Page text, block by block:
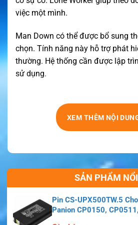
việc một mình.
Man Down có thể được bổ sung
chọn. Tính năng này hỗ trợ phát
thường. Hệ thống cần được lập
sử dụng.
duyệt. Phụ kiện không đúng
đến tính an toàn nội tại.
Trong nhà máy hóa chất, bộ đàm
kết nối các nhóm vận hành. Nhân
tình trạng thiết bị ngay tại hiện
Tại khu vực năng lượng, máy hỗ
hành và bảo trì. Công suất 4 W
XEM THÊM NỘI
SẢN PHẨM
Pin CS-UPX500TW.5
Panion CP0150,